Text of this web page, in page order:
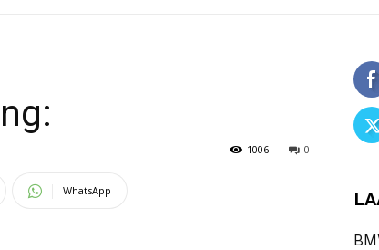
0
1006
WhatsApp